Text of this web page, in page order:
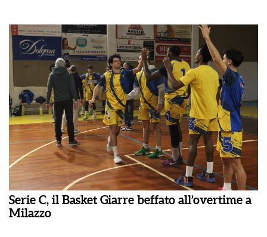
Serie C, il Basket Giarre beffato all’overtime a
Milazzo